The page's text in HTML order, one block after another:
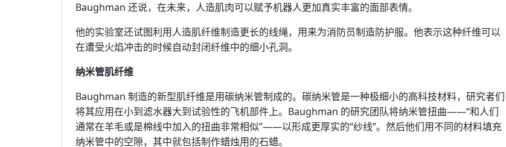
Baughman 还说，在未来，人造肌肉可以赋予机器人更加真实丰富的面部表情。
他的实验室还试图利用人造肌纤维制造更长的线绳，用来为消防员制造防护服。他表示这种纤维可以
在遭受火焰冲击的时候自动封闭纤维中的细小孔洞。
纳米管肌纤维
Baughman 制造的新型肌纤维是用碳纳米管制成的。碳纳米管是一种极细小的高科技材料，研究者们
将其应用在小到滤水器大到试验性的飞机部件上。Baughman 的研究团队将纳米管扭曲——“和人们
通常在羊毛或是棉线中加入的扭曲非常相似”——以形成更厚实的“纱线”。然后他们用不同的材料填充
纳米管中的空隙，其中就包括制作蜡烛用的石蜡。